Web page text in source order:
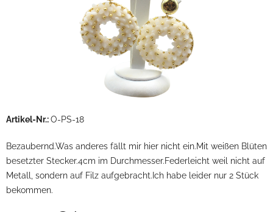
Artikel-Nr.:O-PS-18
Bezaubernd.Was anderes fällt mir hier nicht ein.Mit weißen Blüten
besetzter Stecker.4cm im Durchmesser.Federleicht weil nicht auf
Metall, sondern auf Filz aufgebracht.Ich habe leider nur 2 Stück
bekommen.